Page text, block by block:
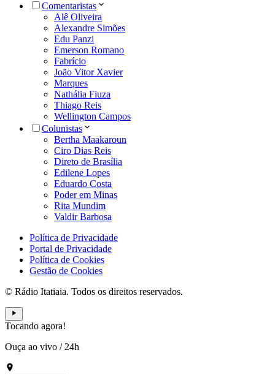
Comentaristas
Alê Oliveira
Alexandre Simões
Edu Panzi
Emerson Romano
Fabrício
João Vitor Xavier
Marques
Nathália Fiuza
Thiago Reis
Wellington Campos
Colunistas
Bertha Maakaroun
Ciro Dias Reis
Direto de Brasília
Edilene Lopes
Eduardo Costa
Poder em Minas
Rita Mundim
Valdir Barbosa
Política de Privacidade
Portal de Privacidade
Política de Cookies
Gestão de Cookies
© Rádio Itatiaia. Todos os direitos reservados.
Tocando agora!
Ouça ao vivo / 24h